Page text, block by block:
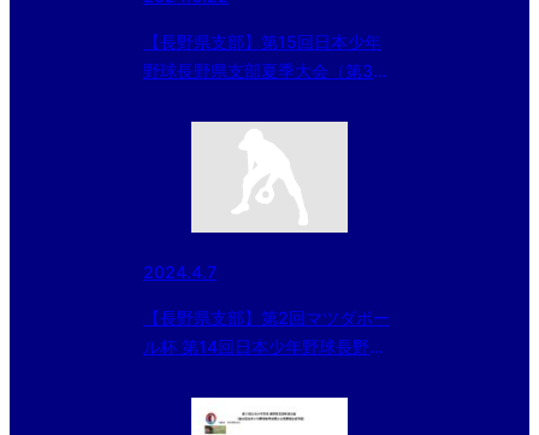
【長野県支部】第15回日本少年
野球長野県支部夏季大会（第3回
野球 東北選抜大会 及び 同 北海
道大会 長野県支部予選） 一回
戦6/22結果と準決・決勝の変更
2024.4.7
【長野県支部】第2回マツダボー
ル杯 第14回日本少年野球長野県